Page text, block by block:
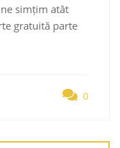
simțim atât
gratuită parte
0